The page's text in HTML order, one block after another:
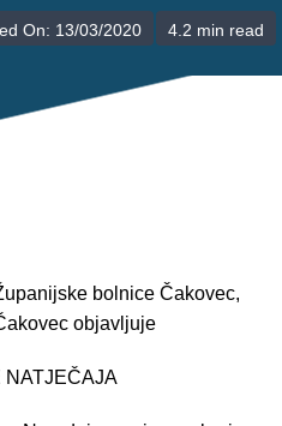
On: 13/03/2020 4.2 min read
bolnice Čakovec,
objavljuje
NATJEČAJA